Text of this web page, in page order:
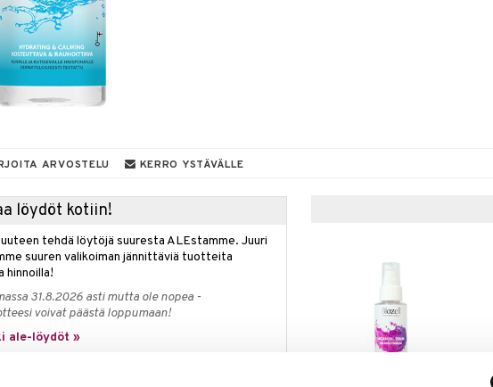
ARVOSTELU KERRO YSTÄVÄLLE
löydöt kotiin!
tehdä löytöjä suuresta ALEstamme. Juuri
suuren valikoiman jännittäviä tuotteita
hinnoilla!
31.8.2026 asti mutta ole nopea -
voivat päästä loppumaan!
ale-löydöt »